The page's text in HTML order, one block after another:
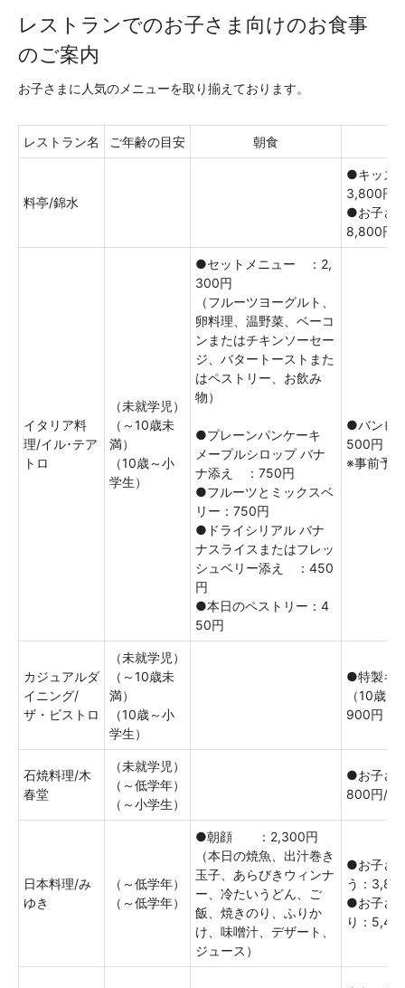
レストランでのお子さま向けのお食事
のご案内
お子さまに人気のメニューを取り揃えております。
レストラン名 ご年齢の目安 朝食
料亭/錦水
●キッ
3,800円
●お子
8,800円
イタリア料
理/イル･テア
トロ
（未就学児）
（～10歳未
満）
（10歳～小
学生）
●セットメニュー ：2,
300円
（フルーツヨーグルト、
卵料理、温野菜、ベーコ
ンまたはチキンソーセー
ジ、バタートーストまた
はペストリー、お飲み
物）
●プレーンパンケーキ
メープルシロップ バナ
ナ添え ：750円
●フルーツとミックスベ
リー：750円
●ドライシリアル バナ
ナスライスまたはフレッ
シュベリー添え ：450
円
●本日のペストリー：4
50円
●バン
500円
※事前予
カジュアルダ
イニング/
ザ・ビストロ
（未就学児）
（～10歳未
満）
（10歳～小
学生）
●特製キ
（10歳
900円
石焼料理/木
春堂
（未就学児）
（～低学年）
（～小学生）
●お子さ
800円/
日本料理/み
ゆき
（～低学年）
（～低学年）
●朝顔 ：2,300円
（本日の焼魚、出汁巻き
玉子、あらびきウィンナ
ー、冷たいうどん、ご
飯、焼きのり、ふりか
け、味噌汁、デザート、
ジュース）
●お子さ
う：
●お子さ
り：